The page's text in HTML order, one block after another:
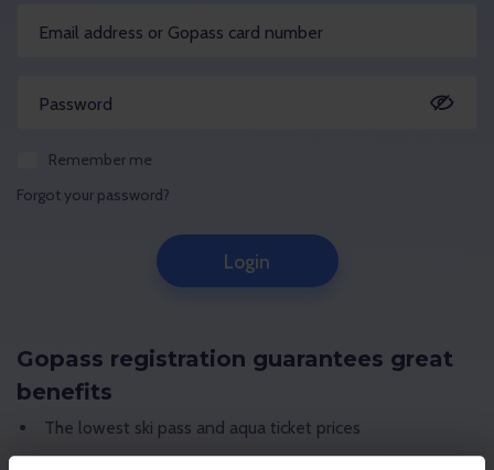
Email address or Gopass card number
Password
Remember me
Forgot your password?
Login
Gopass registration guarantees great
benefits
The lowest ski pass and aqua ticket prices